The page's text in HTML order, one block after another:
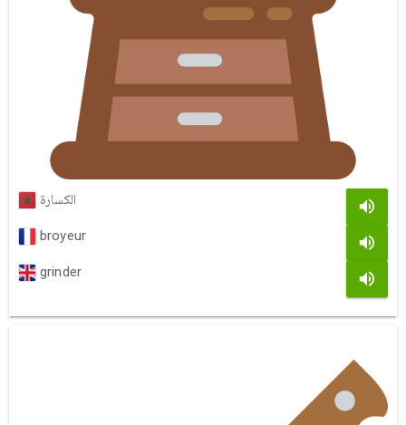
الكسارة
broyeur
grinder